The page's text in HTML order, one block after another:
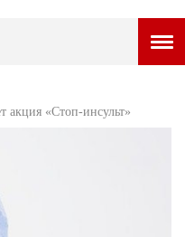
акция «Стоп-инсульт»